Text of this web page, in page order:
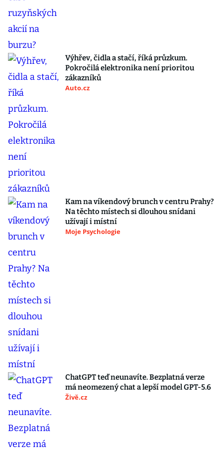
Výhřev, čidla a stačí, říká průzkum.
Pokročilá elektronika není prioritou
zákazníků
Auto.cz
Kam na víkendový brunch v centru Prahy?
Na těchto místech si dlouhou snídani
užívají i místní
Moje Psychologie
ChatGPT teď neunavíte. Bezplatná verze
má neomezený chat a lepší model GPT-5.6
Živě.cz